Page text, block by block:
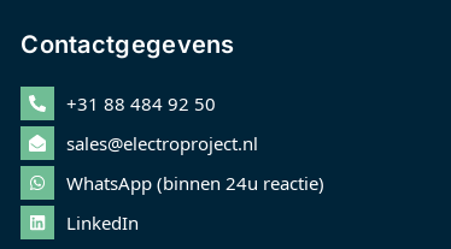
Contactgegevens
+31 88 484 92 50
sales@electroproject.nl
WhatsApp (binnen 24u reactie)
LinkedIn